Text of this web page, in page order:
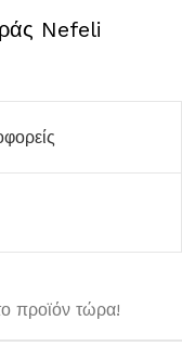
Nefeli
προϊόν τώρα!